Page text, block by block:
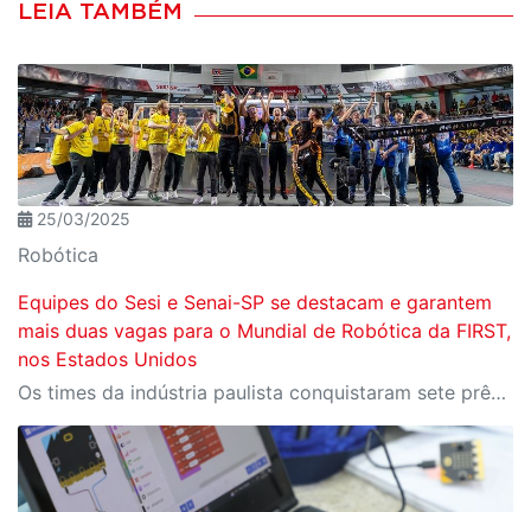
LEIA TAMBÉM
25/03/2025
Robótica
Equipes do Sesi e Senai-SP se destacam e garantem
mais duas vagas para o Mundial de Robótica da FIRST,
nos Estados Unidos
Os times da indústria paulista conquistaram sete prêmios técnicos. Até o momento, seis classificadas para o Mundial na modalidade FIRST Robotics Competition.